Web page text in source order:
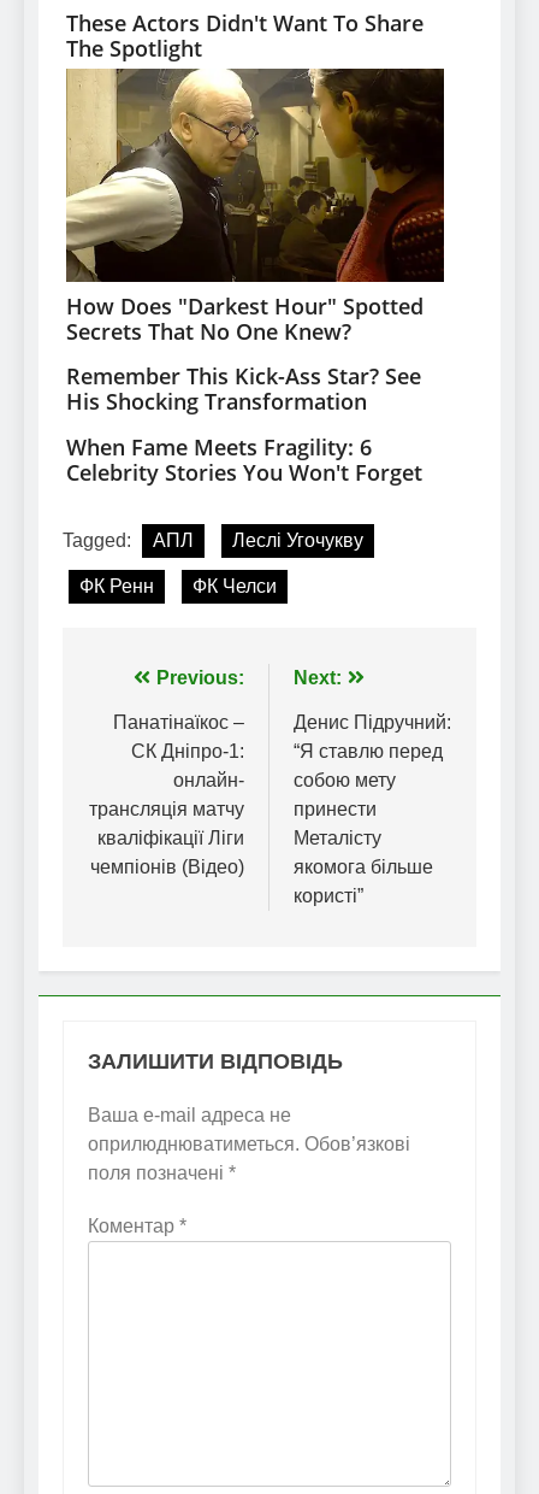
Tagged: АПЛ Леслі Угочукву
ФК Ренн ФК Челси
Навігація
записів
Previous:
Панатінаїкос –
СК Дніпро-1:
онлайн-
трансляція матчу
кваліфікації Ліги
чемпіонів (Відео)
Next:
Денис Підручний:
“Я ставлю перед
собою мету
принести
Металісту
якомога більше
користі”
ЗАЛИШИТИ ВІДПОВІДЬ
Ваша e-mail адреса не
оприлюднюватиметься. Обов’язкові
поля позначені *
Коментар *